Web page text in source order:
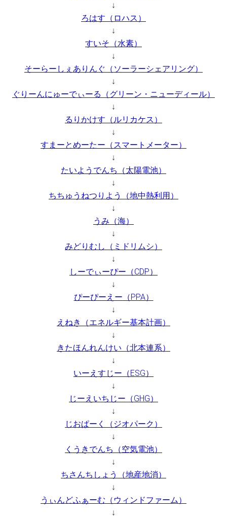
↓
ろはす（ロハス）
↓
すいそ（水素）
↓
そーらーしぇありんぐ（ソーラーシェアリング）
↓
ぐりーんにゅーでぃーる（グリーン・ニューディール）
↓
るりかけす（ルリカケス）
↓
すまーとめーたー（スマートメーター）
↓
たいようでんち（太陽電池）
↓
ちちゅうねつりよう（地中熱利用）
↓
うみ（海）
↓
みどりむし（ミドリムシ）
↓
しーでぃーぴー（CDP）
↓
ぴーぴーえー（PPA）
↓
えねき（エネルギー基本計画）
↓
きたほんれんけい（北本連系）
↓
いーえすじー（ESG）
↓
じーえいちじー（GHG）
↓
じおぱーく（ジオパーク）
↓
くうきでんち（空気電池）
↓
ちさんちしょう（地産地消）
↓
うぃんどふぁーむ（ウィンドファーム）
↓